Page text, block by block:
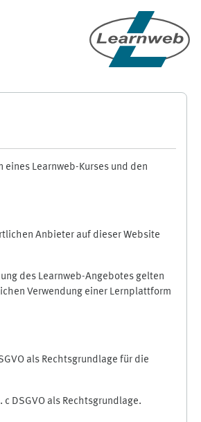
Learnweb-Kurses und den
Anbieter auf dieser Website
des Learnweb-Angebotes gelten
Verwendung einer Lernplattform
als Rechtsgrundlage für die
DSGVO als Rechtsgrundlage.